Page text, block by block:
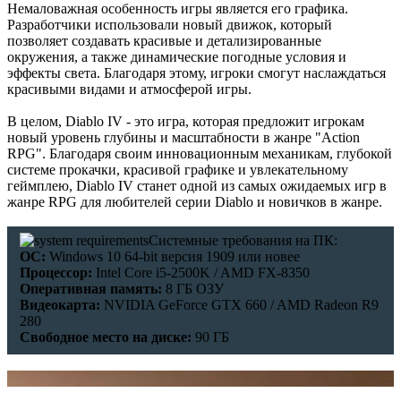
Немаловажная особенность игры является его графика.
Разработчики использовали новый движок, который
позволяет создавать красивые и детализированные
окружения, а также динамические погодные условия и
эффекты света. Благодаря этому, игроки смогут наслаждаться
красивыми видами и атмосферой игры.
В целом, Diablo IV - это игра, которая предложит игрокам
новый уровень глубины и масштабности в жанре "Action
RPG". Благодаря своим инновационным механикам, глубокой
системе прокачки, красивой графике и увлекательному
геймплею, Diablo IV станет одной из самых ожидаемых игр в
жанре RPG для любителей серии Diablo и новичков в жанре.
Системные требования на ПК:
ОС: Windows 10 64-bit версия 1909 или новее
Процессор: Intel Core i5-2500K / AMD FX-8350
Оперативная память: 8 ГБ ОЗУ
Видеокарта: NVIDIA GeForce GTX 660 / AMD Radeon R9
280
Свободное место на диске: 90 ГБ